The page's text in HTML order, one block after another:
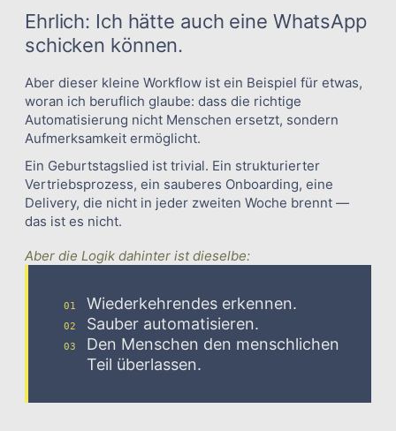
Ehrlich: Ich hätte auch eine WhatsApp
schicken können.
Aber dieser kleine Workflow ist ein Beispiel für etwas,
woran ich beruflich glaube: dass die richtige
Automatisierung nicht Menschen ersetzt, sondern
Aufmerksamkeit ermöglicht.
Ein Geburtstagslied ist trivial. Ein strukturierter
Vertriebsprozess, ein sauberes Onboarding, eine
Delivery, die nicht in jeder zweiten Woche brennt —
das ist es nicht.
Aber die Logik dahinter ist dieselbe:
01 Wiederkehrendes erkennen.
02 Sauber automatisieren.
03
Den Menschen den menschlichen
Teil überlassen.